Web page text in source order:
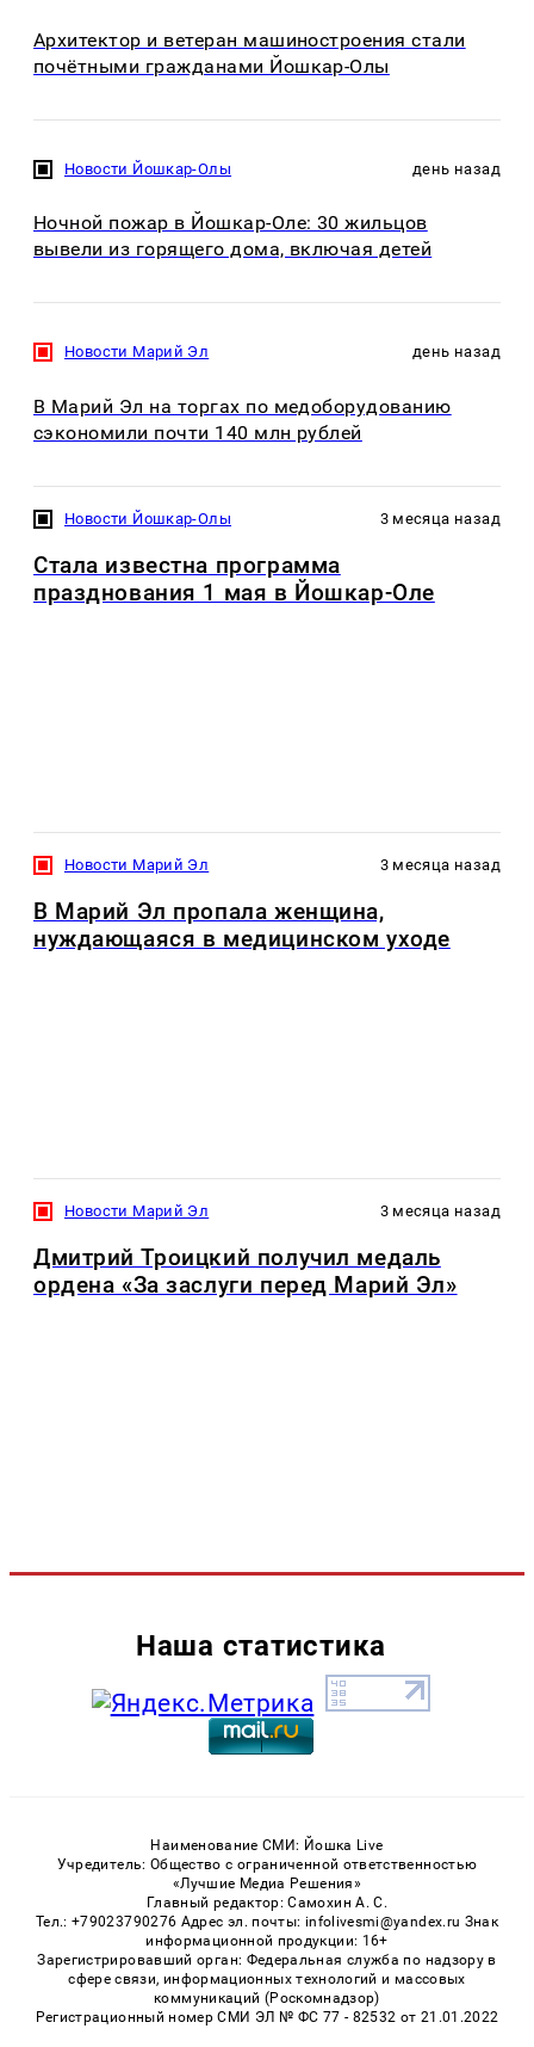
Архитектор и ветеран машиностроения стали
почётными гражданами Йошкар-Олы
Новости Йошкар-Олы день назад
Ночной пожар в Йошкар-Оле: 30 жильцов
вывели из горящего дома, включая детей
Новости Марий Эл день назад
В Марий Эл на торгах по медоборудованию
сэкономили почти 140 млн рублей
Новости Йошкар-Олы 3 месяца назад
Стала известна программа
празднования 1 мая в Йошкар-Оле
Новости Марий Эл 3 месяца назад
В Марий Эл пропала женщина,
нуждающаяся в медицинском уходе
Новости Марий Эл 3 месяца назад
Дмитрий Троицкий получил медаль
ордена «За заслуги перед Марий Эл»
Наша статистика
Наименование СМИ: Йошка Live
Учредитель: Общество с ограниченной ответственностью
«Лучшие Медиа Решения»
Главный редактор: Самохин А. С.
Тел.: +79023790276 Адрес эл. почты: infolivesmi@yandex.ru Знак
информационной продукции: 16+
Зарегистрировавший орган: Федеральная служба по надзору в
сфере связи, информационных технологий и массовых
коммуникаций (Роскомнадзор)
Регистрационный номер СМИ ЭЛ № ФС 77 - 82532 от 21.01.2022